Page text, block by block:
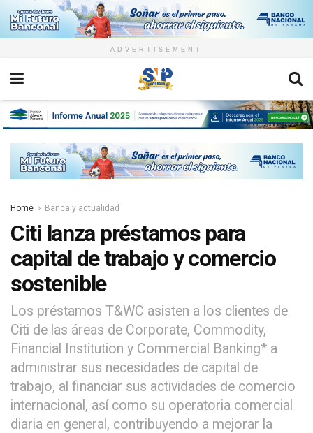
ADVERTISEMENT
Home Banca y actualidad
Citi lanza préstamos para
capital de trabajo y comercio
sostenible
Los préstamos T&WC asisten a los clientes de
Citi de las áreas de Corporate, Commodity,
Financial Institution y Commercial Banking* a
administrar sus necesidades de capital de
trabajo, al financiar sus actividades de comercio
internacional, así como su operatoria comercial
diaria en general, contribuyendo a mejorar la